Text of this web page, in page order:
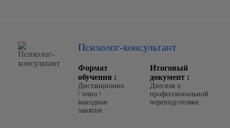
Психолог-консультант
Формат
обучения :
Дистанционно
/ очно /
выездные
занятия
Итоговый
документ :
Диплом о
профессиональной
переподготовке